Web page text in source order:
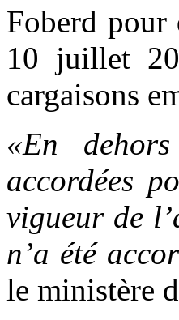
Foberd pour
10 juillet
cargaisons
«En
accordées
vigueur de
n’a été
le ministère